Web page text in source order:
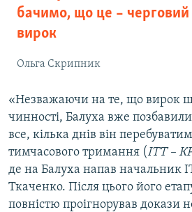
бачимо, що це –
вирок
Ольга Скрипник
«Незважаючи на те, що вирок
чинності, Балуха вже
все, кілька днів він
тимчасового тримання (ІТТ –
де на Балуха напав начальник
Ткаченко. Після цього його
повністю проігнорував докази